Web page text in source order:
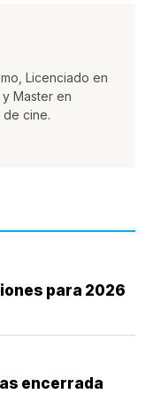
Licenciado en
Master en
cine.
para 2026
encerrada